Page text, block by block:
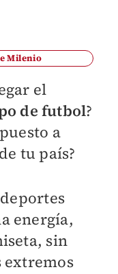
Milenio
el
de futbol?
a
tu país?
energía,
sin
extremos